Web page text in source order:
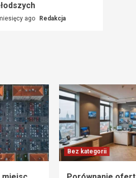
ago Redakcja
Bez kategorii